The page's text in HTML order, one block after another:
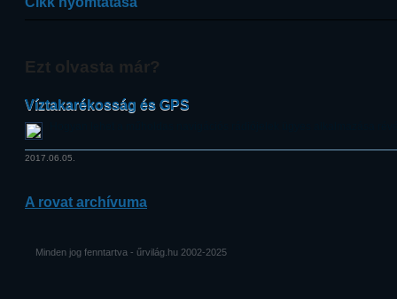
Ezt olvasta már?
Víztakarékosság és GPS
2017.06.05.
A rovat archívuma
Minden jog fenntartva - űrvilág.hu 2002-2025